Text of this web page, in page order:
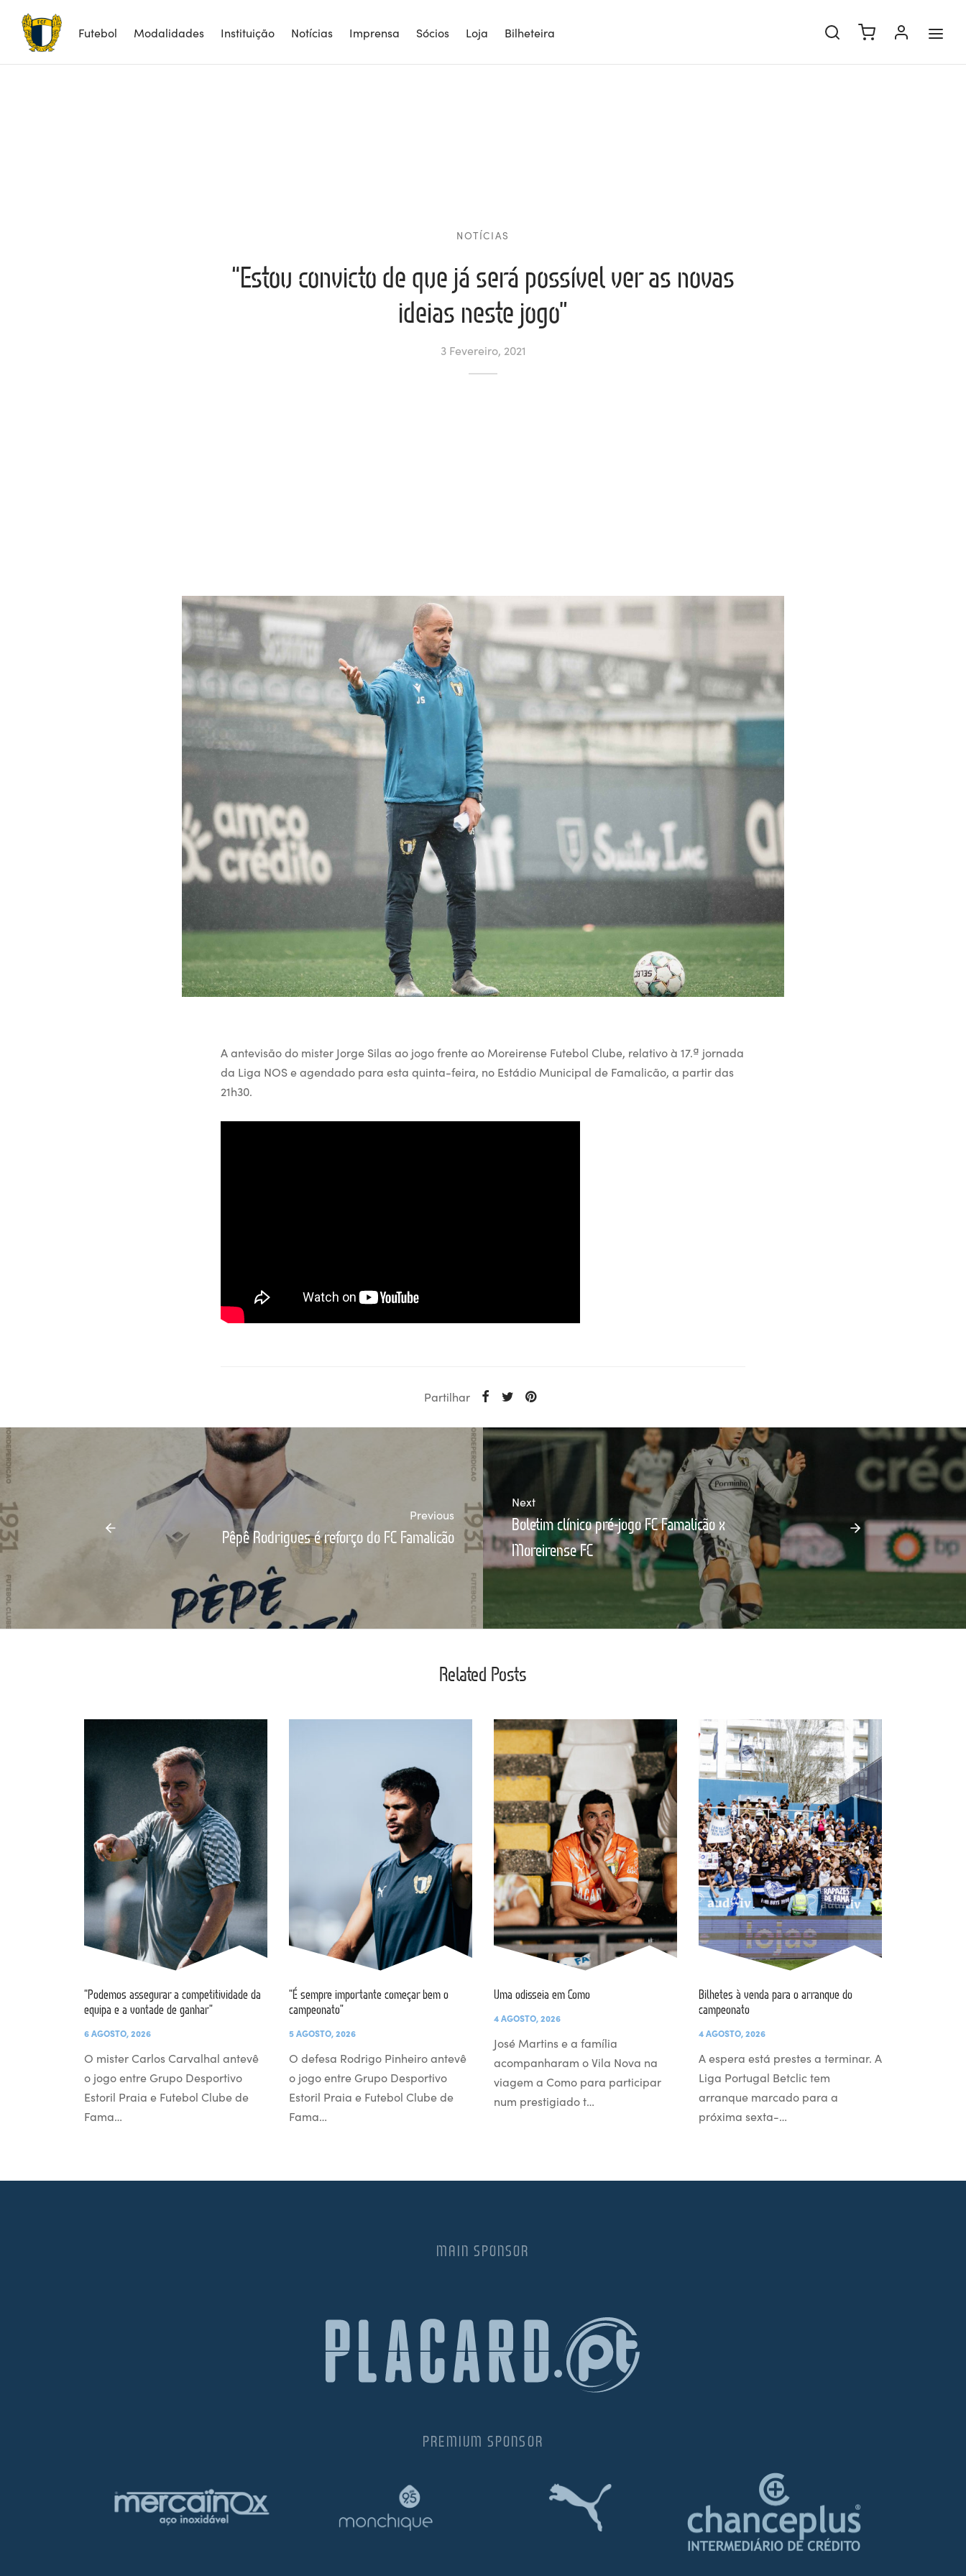
Futebol Modalidades Instituição Notícias Imprensa Sócios Loja Bilheteira
NOTÍCIAS
“Estou convicto de que já será possível ver as novas
ideias neste jogo”
3 Fevereiro, 2021
A antevisão do mister Jorge Silas ao jogo frente ao Moreirense Futebol Clube, relativo à 17.ª jornada
da Liga NOS e agendado para esta quinta-feira, no Estádio Municipal de Famalicão, a partir das
21h30.
Partilhar
Previous
Pêpê Rodrigues é reforço do FC Famalicão
Next
Boletim clínico pré-jogo FC Famalicão x
Moreirense FC
Related Posts
“Podemos assegurar a competitividade da
equipa e a vontade de ganhar”
6 AGOSTO, 2026
O mister Carlos Carvalhal antevê
o jogo entre Grupo Desportivo
Estoril Praia e Futebol Clube de
Fama…
“É sempre importante começar bem o
campeonato”
5 AGOSTO, 2026
O defesa Rodrigo Pinheiro antevê
o jogo entre Grupo Desportivo
Estoril Praia e Futebol Clube de
Fama…
Uma odisseia em Como
4 AGOSTO, 2026
José Martins e a família
acompanharam o Vila Nova na
viagem a Como para participar
num prestigiado t…
Bilhetes à venda para o arranque do
campeonato
4 AGOSTO, 2026
A espera está prestes a terminar. A
Liga Portugal Betclic tem
arranque marcado para a
próxima sexta-…
MAIN SPONSOR
PREMIUM SPONSOR